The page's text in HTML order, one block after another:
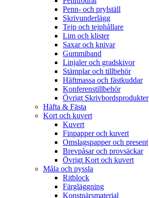
Penn- och prylställ
Skrivunderlägg
Tejp och tejphållare
Lim och klister
Saxar och knivar
Gummiband
Linjaler och gradskivor
Stämplar och tillbehör
Häftmassa och fästkuddar
Konferenstillbehör
Övrigt Skrivbordsprodukter
Häfta & Fästa
Kort och kuvert
Kuvert
Finpapper och kuvert
Omslagspapper och present
Brevpåsar och provsäckar
Övrigt Kort och kuvert
Måla och pyssla
Ritblock
Färgläggning
Konstnärsmaterial